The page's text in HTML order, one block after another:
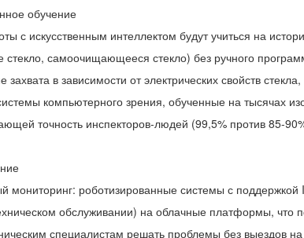
обучение
с искусственным интеллектом будут учиться на
стекло, самоочищающееся стекло) без ручного
захвата в зависимости от электрических свойств
компьютерного зрения, обученные на тысячах
точность инспекторов-людей (99,5% против 85-
мониторинг: роботизированные системы с
обслуживании) на облачные платформы, что
специалистам решать проблемы без выездов